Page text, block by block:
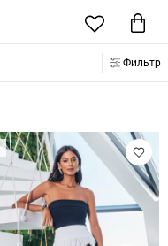
Фильтр